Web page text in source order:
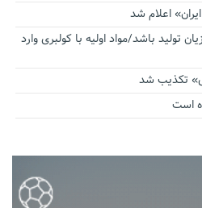
اعلام شد
تولید باشد/مواد اولیه با کولبری وارد
تکذیب شد
است